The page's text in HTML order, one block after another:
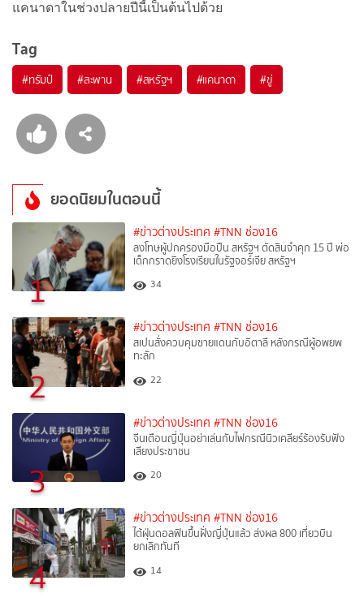
แคนาดาในช่วงปลายปีนี้เป็นต้นไปด้วย
Tag
#ทรัมป์ #สะพาน #สหรัฐฯ #แคนาดา #ขู่
ยอดนิยมในตอนนี้
1
#ข่าวต่างประเทศ #TNN ช่อง16
ลงโทษผู้ปกครองมือปืน สหรัฐฯ ตัดสินจำคุก 15 ปี พ่อ
เด็กกราดยิงโรงเรียนในรัฐจอร์เจีย สหรัฐฯ
34
2
#ข่าวต่างประเทศ #TNN ช่อง16
สเปนสั่งควบคุมชายแดนกับอิตาลี หลังกรณีผู้อพยพ
ทะลัก
22
3
#ข่าวต่างประเทศ #TNN ช่อง16
จีนเตือนญี่ปุ่นอย่าเล่นกับไฟกรณีนิวเคลียร์ร้องรับฟัง
เสียงประชาชน
20
4
#ข่าวต่างประเทศ #TNN ช่อง16
ไต้ฝุ่นดอลฟินขึ้นฝั่งญี่ปุ่นแล้ว ส่งผล 800 เที่ยวบิน
ยกเลิกทันที
14